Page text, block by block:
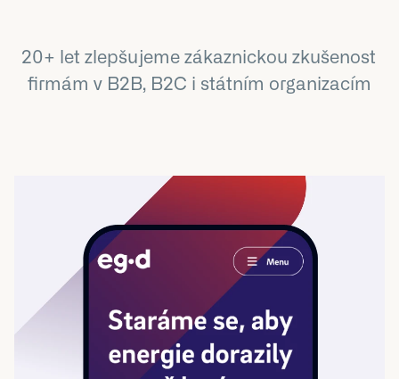
20+ let zlepšujeme zákaznickou zkušenost
firmám v B2B, B2C i státním organizacím